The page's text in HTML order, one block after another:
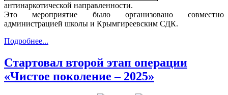
антинаркотической направленности.
Это мероприятие было организовано совместно
администрацией школы и Крымгиреевским СДК.
Подробнее...
Стартовал второй этап операции
«Чистое поколение – 2025»